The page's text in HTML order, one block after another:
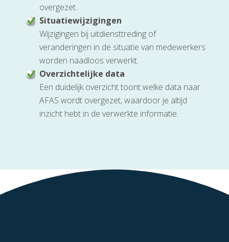
overgezet.
Situatiewijzigingen
Wijzigingen bij uitdiensttreding of
veranderingen in de situatie van medewerkers
worden naadloos verwerkt.
Overzichtelijke data
Een duidelijk overzicht toont welke data naar
AFAS wordt overgezet, waardoor je altijd
inzicht hebt in de verwerkte informatie.